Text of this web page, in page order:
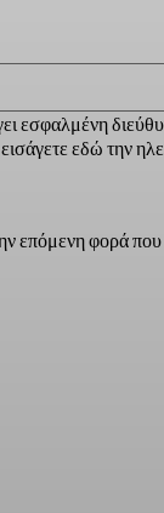
εσφαλμένη
εδώ την
επόμενη φορά